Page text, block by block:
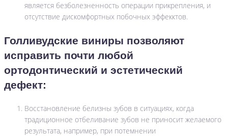
является безболезненность операции прикрепления, и
отсутствие дискомфортных побочных эффекктов.
Голливудские виниры позволяют
исправить почти любой
ортодонтический и эстетический
дефект:
Восстановление белизны зубов в ситуациях, когда
традиционное отбеливание зубов не приносит желаемого
результата, например, при потемнении